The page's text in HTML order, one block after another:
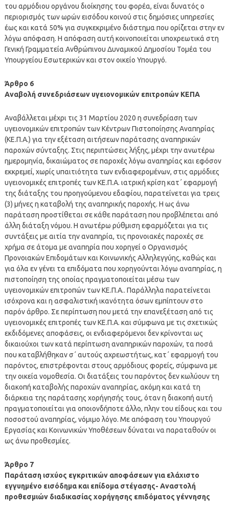
του αρμόδιου οργάνου διοίκησης του φορέα, είναι δυνατός ο
περιορισμός των ωρών εισόδου κοινού στις δημόσιες υπηρεσίες
έως και κατά 50% για συγκεκριμένο διάστημα που ορίζεται στην εν
λόγω απόφαση. Η απόφαση αυτή κοινοποιείται υποχρεωτικά στη
Γενική Γραμματεία Ανθρώπινου Δυναμικού Δημοσίου Τομέα του
Υπουργείου Εσωτερικών και στον οικείο Υπουργό.
Άρθρο 6
Αναβολή συνεδριάσεων υγειονομικών επιτροπών ΚΕΠΑ
Αναβάλλεται μέχρι τις 31 Μαρτίου 2020 η συνεδρίαση των
υγειονομικών επιτροπών των Κέντρων Πιστοποίησης Αναπηρίας
(ΚΕ.Π.Α.) για την εξέταση αιτήσεων παράτασης αναπηρικών
παροχών σύνταξης. Στις περιπτώσεις λήξης, μέχρι την ανωτέρω
ημερομηνία, δικαιώματος σε παροχές λόγω αναπηρίας και εφόσον
εκκρεμεί, χωρίς υπαιτιότητα των ενδιαφερομένων, στις αρμόδιες
υγειονομικές επιτροπές των ΚΕ.Π.Α. ιατρική κρίση κατ΄ εφαρμογή
της διάταξης του προηγούμενου εδαφίου, παρατείνεται για τρεις
(3) μήνες η καταβολή της αναπηρικής παροχής. Η ως άνω
παράταση προστίθεται σε κάθε παράταση που προβλέπεται από
άλλη διάταξη νόμου. Η ανωτέρω ρύθμιση εφαρμόζεται για τις
συντάξεις με αιτία την αναπηρία, τις προνοιακές παροχές σε
χρήμα σε άτομα με αναπηρία που χορηγεί ο Οργανισμός
Προνοιακών Επιδομάτων και Κοινωνικής Αλληλεγγύης, καθώς και
για όλα εν γένει τα επιδόματα που χορηγούνται λόγω αναπηρίας, η
πιστοποίηση της οποίας πραγματοποιείται μέσω των
υγειονομικών επιτροπών των ΚΕ.Π.Α.. Παράλληλα παρατείνεται
ισόχρονα και η ασφαλιστική ικανότητα όσων εμπίπτουν στο
παρόν άρθρο. Σε περίπτωση που μετά την επανεξέταση από τις
υγειονομικές επιτροπές των ΚΕ.Π.Α. και σύμφωνα με τις σχετικώς
εκδιδόμενες αποφάσεις, οι ενδιαφερόμενοι δεν κρίνονται ως
δικαιούχοι των κατά περίπτωση αναπηρικών παροχών, τα ποσά
που καταβλήθηκαν σ΄ αυτούς αχρεωστήτως, κατ΄ εφαρμογή του
παρόντος, επιστρέφονται στους αρμόδιους φορείς, σύμφωνα με
την οικεία νομοθεσία. Οι διατάξεις του παρόντος δεν κωλύουν τη
διακοπή καταβολής παροχών αναπηρίας, ακόμη και κατά τη
διάρκεια της παράτασης χορήγησής τους, όταν η διακοπή αυτή
πραγματοποιείται για οποιονδήποτε άλλο, πλην του είδους και του
ποσοστού αναπηρίας, νόμιμο λόγο. Με απόφαση του Υπουργού
Εργασίας και Κοινωνικών Υποθέσεων δύναται να παραταθούν οι
ως άνω προθεσμίες.
Άρθρο 7
Παράταση ισχύος εγκριτικών αποφάσεων για ελάχιστο
εγγυημένο εισόδημα και επίδομα στέγασης- Αναστολή
προθεσμιών διαδικασίας χορήγησης επιδόματος γέννησης